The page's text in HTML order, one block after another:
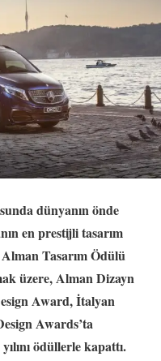
dünyanın önde
en prestijli tasarım
Tasarım Ödülü
üzere, Alman Dizayn
Award, İtalyan
Awards’ta
ödüllerle kapattı.